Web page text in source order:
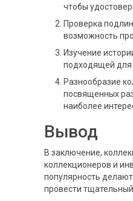
чтобы
Проверка
возможность
Изучение
подходящей для
Разнообразие
посвященных
наиболее
Вывод
В заключение,
коллекционеров и
популярность
провести